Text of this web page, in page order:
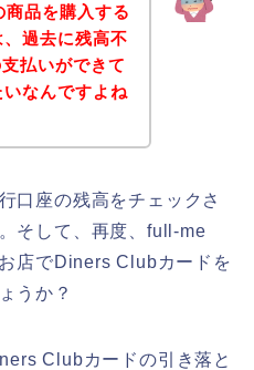
品を購入する
過去に残高不
払いができて
なんですよね
口座の残高をチェックさ
そして、再度、full-me
店でDiners Clubカードを
うか？
Clubカードの引き落と